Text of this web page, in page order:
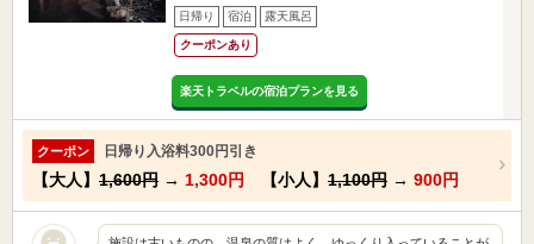
日帰り 宿泊 露天風呂
クーポンあり
楽天トラベルの宿泊プランを見る
クーポン 日帰り入浴料300円引き
【大人】 1,600円 → 1,300円 【小人】 1,100円 → 900円